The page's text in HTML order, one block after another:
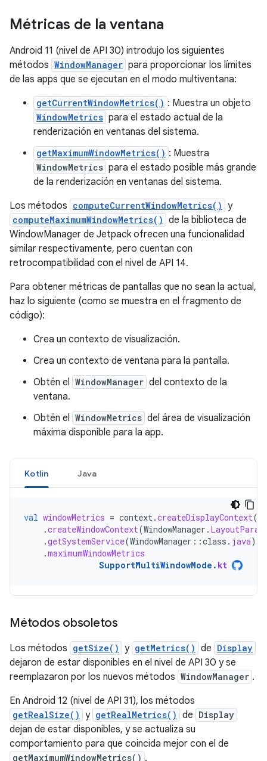
Métricas de la ventana
Android 11 (nivel de API 30) introdujo los siguientes
métodos WindowManager para proporcionar los límites
de las apps que se ejecutan en el modo multiventana:
getCurrentWindowMetrics() : Muestra un objeto
WindowMetrics para el estado actual de la
renderización en ventanas del sistema.
getMaximumWindowMetrics() : Muestra
WindowMetrics para el estado posible más grande
de la renderización en ventanas del sistema.
Los métodos computeCurrentWindowMetrics() y
computeMaximumWindowMetrics() de la biblioteca de
WindowManager de Jetpack ofrecen una funcionalidad
similar respectivamente, pero cuentan con
retrocompatibilidad con el nivel de API 14.
Para obtener métricas de pantallas que no sean la actual,
haz lo siguiente (como se muestra en el fragmento de
código):
Crea un contexto de visualización.
Crea un contexto de ventana para la pantalla.
Obtén el WindowManager del contexto de la
ventana.
Obtén el WindowMetrics del área de visualización
máxima disponible para la app.
Kotlin Java
val windowMetrics = context.createDisplayContext(
.createWindowContext(WindowManager .
.getSystemService(WindowManager ::class . java)
.maximumWindowMetrics
SupportMultiWindowMode . kt
Métodos obsoletos
Los métodos getSize() y getMetrics() de Display
dejaron de estar disponibles en el nivel de API 30 y se
reemplazaron por los nuevos métodos WindowManager .
En Android 12 (nivel de API 31), los métodos
getRealSize() y getRealMetrics() de Display
dejan de estar disponibles, y se actualiza su
comportamiento para que coincida mejor con el de
getMaximumWindowMetrics() .